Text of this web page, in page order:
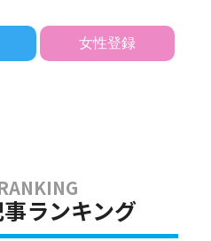
女性登録
ランキング